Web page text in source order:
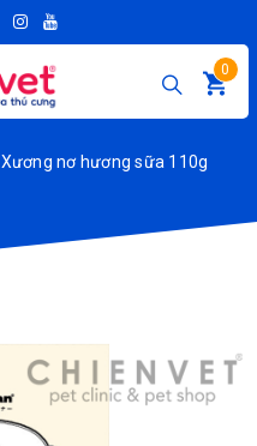
0
Xương nơ hương sữa 110g